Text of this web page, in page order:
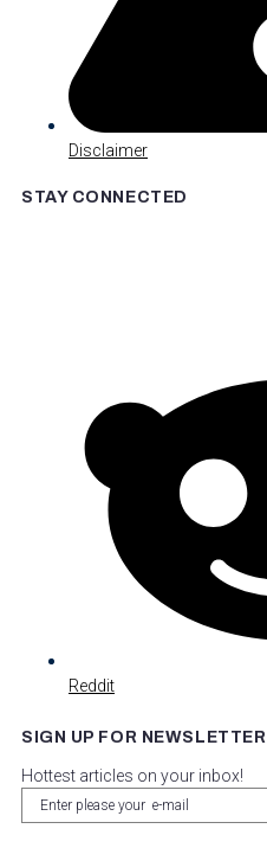
Disclaimer
STAY CONNECTED
Reddit
SIGN UP FOR NEWSLETTER
Hottest articles on your inbox!